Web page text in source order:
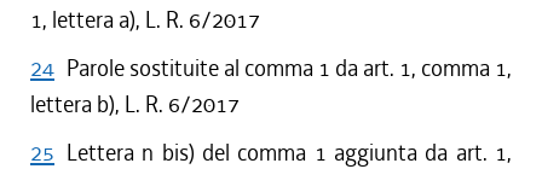
1, lettera a), L. R. 6/2017
24 Parole sostituite al comma 1 da art. 1, comma 1,
lettera b), L. R. 6/2017
25 Lettera n bis) del comma 1 aggiunta da art. 1,